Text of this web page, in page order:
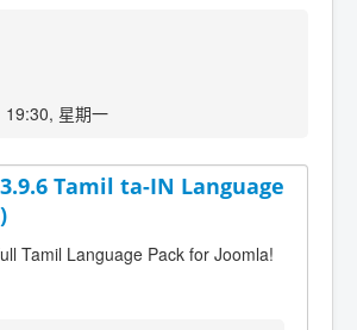
星期一
Tamil ta-IN Language
Tamil Language Pack for Joomla!